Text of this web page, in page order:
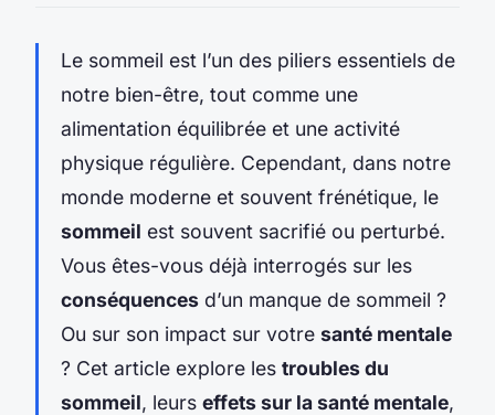
Le sommeil est l’un des piliers essentiels de
notre bien-être, tout comme une
alimentation équilibrée et une activité
physique régulière. Cependant, dans notre
monde moderne et souvent frénétique, le
sommeil est souvent sacrifié ou perturbé.
Vous êtes-vous déjà interrogés sur les
conséquences d’un manque de sommeil ?
Ou sur son impact sur votre santé mentale
? Cet article explore les troubles du
sommeil, leurs effets sur la santé mentale,